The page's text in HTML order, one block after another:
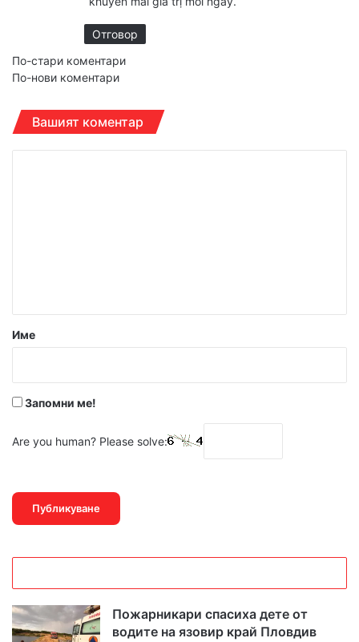
Отговор
Навигация
коментарите
По-стари коментари
По-нови коментари
Вашият коментар
р
Име
Запомни ме!
Are you human? Please solve:
Пожарникари спасиха дете от
водите на язовир край Пловдив